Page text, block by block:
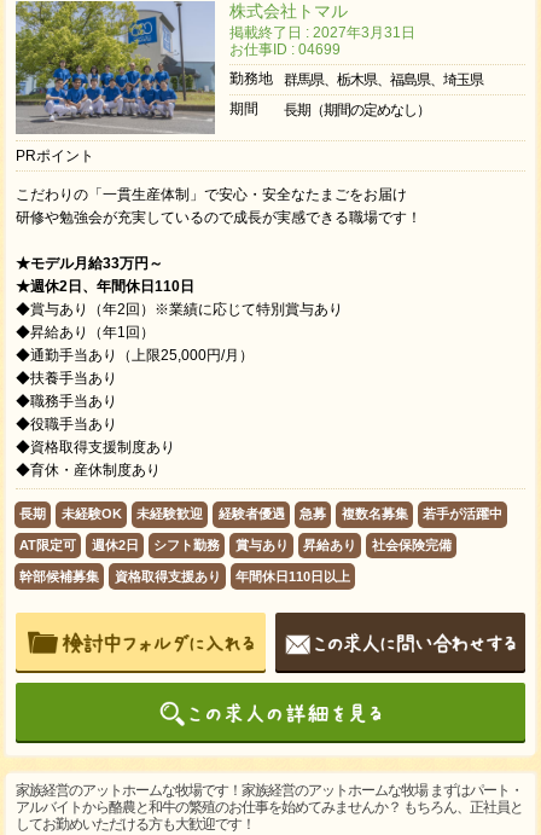
株式会社トマル
掲載終了日 : 2027年3月31日
お仕事ID : 04699
勤務地
群馬県、栃木県、福島県、埼玉県
期間
長期（期間の定めなし）
PRポイント
こだわりの「一貫生産体制」で安心・安全なたまごをお届け
研修や勉強会が充実しているので成長が実感できる職場です！
★モデル月給33万円～
★週休2日、年間休日110日
◆賞与あり（年2回）※業績に応じて特別賞与あり
◆昇給あり（年1回）
◆通勤手当あり（上限25,000円/月）
◆扶養手当あり
◆職務手当あり
◆役職手当あり
◆資格取得支援制度あり
◆育休・産休制度あり
長期 未経験OK 未経験歓迎 経験者優遇 急募 複数名募集 若手が活躍中
AT限定可 週休2日 シフト勤務 賞与あり 昇給あり 社会保険完備
幹部候補募集 資格取得支援あり 年間休日110日以上
家族経営のアットホームな牧場です！家族経営のアットホームな牧場 まずはパート・
アルバイトから酪農と和牛の繁殖のお仕事を始めてみませんか？ もちろん、正社員と
してお勤めいただける方も大歓迎です！